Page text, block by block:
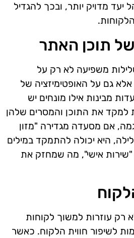
מדויק יותר, ובכך להגדיל
של תוכן האתר
משפיעה לא רק על
אלא גם על האופטימיזציה של
מבינות אילו מונחים יש
למקד את התוכן והמסרים שלהן
אם מסעדה מגדירה "מזון
היא יכולה להתמקד במילים
"שירות אישי", מה שמחזק את
רק עוזרות למשוך לקוחות
לשיפור חווית הלקוח. כאשר